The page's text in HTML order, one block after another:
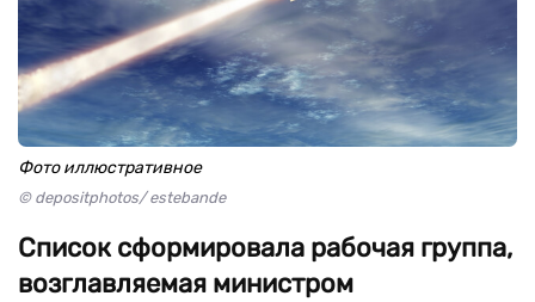
Фото иллюстративное
© depositphotos/ estebande
Список сформировала рабочая группа,
возглавляемая министром